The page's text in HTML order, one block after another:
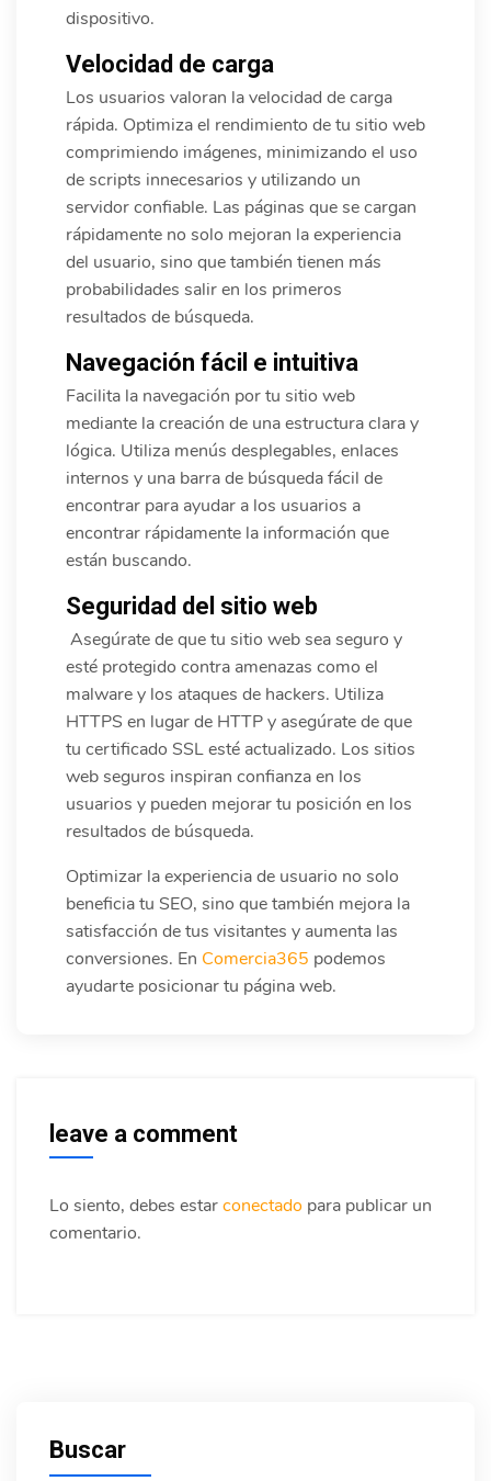
dispositivo.
Velocidad de carga
Los usuarios valoran la velocidad de carga
rápida. Optimiza el rendimiento de tu sitio web
comprimiendo imágenes, minimizando el uso
de scripts innecesarios y utilizando un
servidor confiable. Las páginas que se cargan
rápidamente no solo mejoran la experiencia
del usuario, sino que también tienen más
probabilidades salir en los primeros
resultados de búsqueda.
Navegación fácil e intuitiva
Facilita la navegación por tu sitio web
mediante la creación de una estructura clara y
lógica. Utiliza menús desplegables, enlaces
internos y una barra de búsqueda fácil de
encontrar para ayudar a los usuarios a
encontrar rápidamente la información que
están buscando.
Seguridad del sitio web
Asegúrate de que tu sitio web sea seguro y
esté protegido contra amenazas como el
malware y los ataques de hackers. Utiliza
HTTPS en lugar de HTTP y asegúrate de que
tu certificado SSL esté actualizado. Los sitios
web seguros inspiran confianza en los
usuarios y pueden mejorar tu posición en los
resultados de búsqueda.
Optimizar la experiencia de usuario no solo
beneficia tu SEO, sino que también mejora la
satisfacción de tus visitantes y aumenta las
conversiones. En Comercia365 podemos
ayudarte posicionar tu página web.
leave a comment
Lo siento, debes estarconectado para publicar un
comentario.
Buscar